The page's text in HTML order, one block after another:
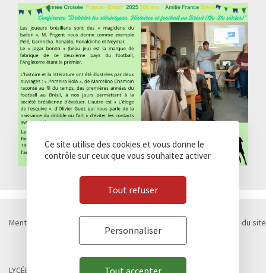
Mentions légales
Plan du site
Contact
Marchés publics
LYCÉE CHATEAUBRIAND
Ce site utilise des cookies et vous donne le
contrôle sur ceux que vous souhaitez activer
Tout accepter
Tout refuser
Personnaliser